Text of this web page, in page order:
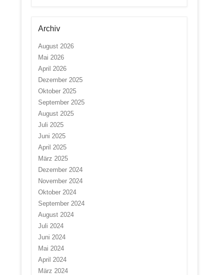
Archiv
August 2026
Mai 2026
April 2026
Dezember 2025
Oktober 2025
September 2025
August 2025
Juli 2025
Juni 2025
April 2025
März 2025
Dezember 2024
November 2024
Oktober 2024
September 2024
August 2024
Juli 2024
Juni 2024
Mai 2024
April 2024
März 2024